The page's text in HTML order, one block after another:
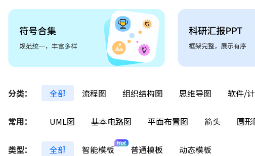
分类： 全部 流程图 组织结构图 思维导图 软件/
常用： UML图 基本电路图 平面布置图 箭头 圆形
类型： 全部 智能模板 普通模板 动态模板